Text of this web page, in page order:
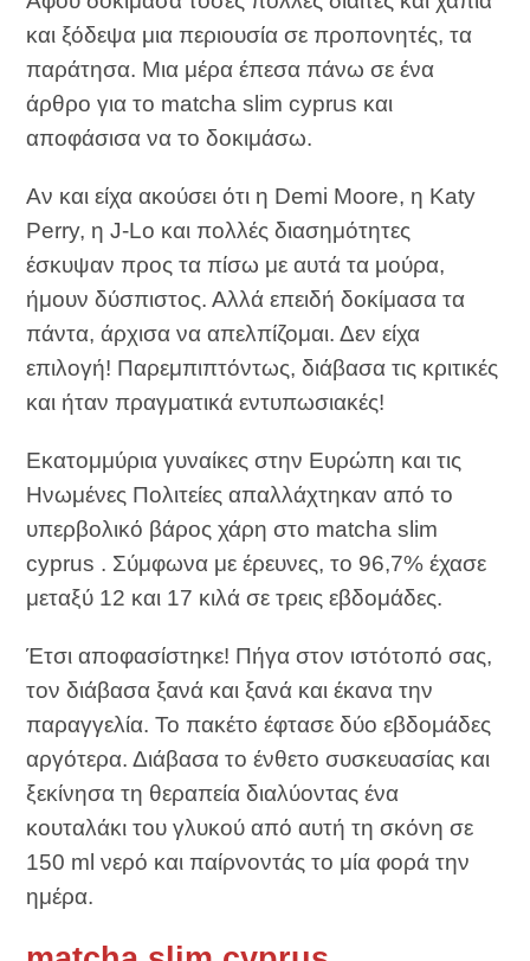
και ξόδεψα μια περιουσία σε προπονητές, τα
παράτησα. Μια μέρα έπεσα πάνω σε ένα
άρθρο για το matcha slim cyprus και
αποφάσισα να το δοκιμάσω.
Αν και είχα ακούσει ότι η Demi Moore, η Katy
Perry, η J-Lo και πολλές διασημότητες
έσκυψαν προς τα πίσω με αυτά τα μούρα,
ήμουν δύσπιστος. Αλλά επειδή δοκίμασα τα
πάντα, άρχισα να απελπίζομαι. Δεν είχα
επιλογή! Παρεμπιπτόντως, διάβασα τις κριτικές
και ήταν πραγματικά εντυπωσιακές!
Εκατομμύρια γυναίκες στην Ευρώπη και τις
Ηνωμένες Πολιτείες απαλλάχτηκαν από το
υπερβολικό βάρος χάρη στο matcha slim
cyprus . Σύμφωνα με έρευνες, το 96,7% έχασε
μεταξύ 12 και 17 κιλά σε τρεις εβδομάδες.
Έτσι αποφασίστηκε! Πήγα στον ιστότοπό σας,
τον διάβασα ξανά και ξανά και έκανα την
παραγγελία. Το πακέτο έφτασε δύο εβδομάδες
αργότερα. Διάβασα το ένθετο συσκευασίας και
ξεκίνησα τη θεραπεία διαλύοντας ένα
κουταλάκι του γλυκού από αυτή τη σκόνη σε
150 ml νερό και παίρνοντάς το μία φορά την
ημέρα.